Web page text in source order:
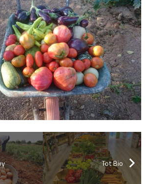
Tot Bio